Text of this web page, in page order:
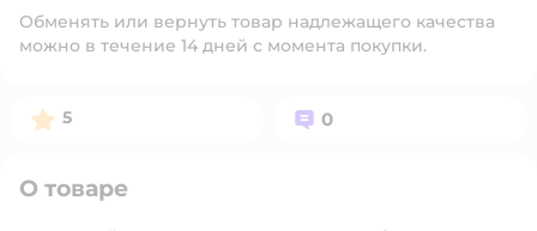
Обменять или вернуть товар надлежащего качества
можно в течение 14 дней с момента покупки.
Рейтинг:
5 Вопросов:
0
О товаре